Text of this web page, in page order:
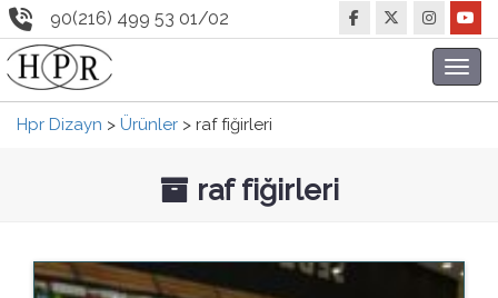
90(216) 499 53 01/02
Hpr Dizayn > Ürünler > raf fiğirleri
raf fiğirleri